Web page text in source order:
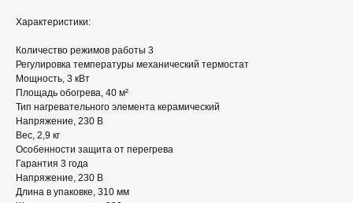
Характеристики:
Количество режимов работы 3
Регулировка температуры механический термостат
Мощность, 3 кВт
Площадь обогрева, 40 м²
Тип нагревательного элемента керамический
Напряжение, 230 В
Вес, 2,9 кг
Особенности защита от перегрева
Гарантия 3 года
Напряжение, 230 В
Длина в упаковке, 310 мм